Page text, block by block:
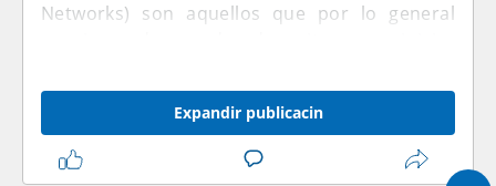
Networks) son aquellos que por lo general
mercado interbancario. Por otro lado,
contamos con los Market Makers ó Creadores
de Mercado que son la contraparte de las
operaciones de sus clientes. Diciéndolo de
Expandir publicacin